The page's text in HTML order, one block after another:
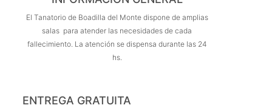
El Tanatorio de Boadilla del Monte dispone de amplias
salas para atender las necesidades de cada
fallecimiento. La atención se dispensa durante las 24
hs.
ENTREGA GRATUITA